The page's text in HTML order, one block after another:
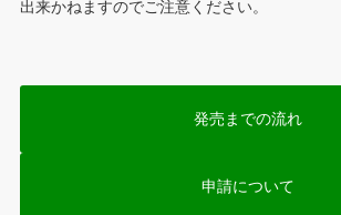
出来かねますのでご注意ください。
発売までの流れ
申請について